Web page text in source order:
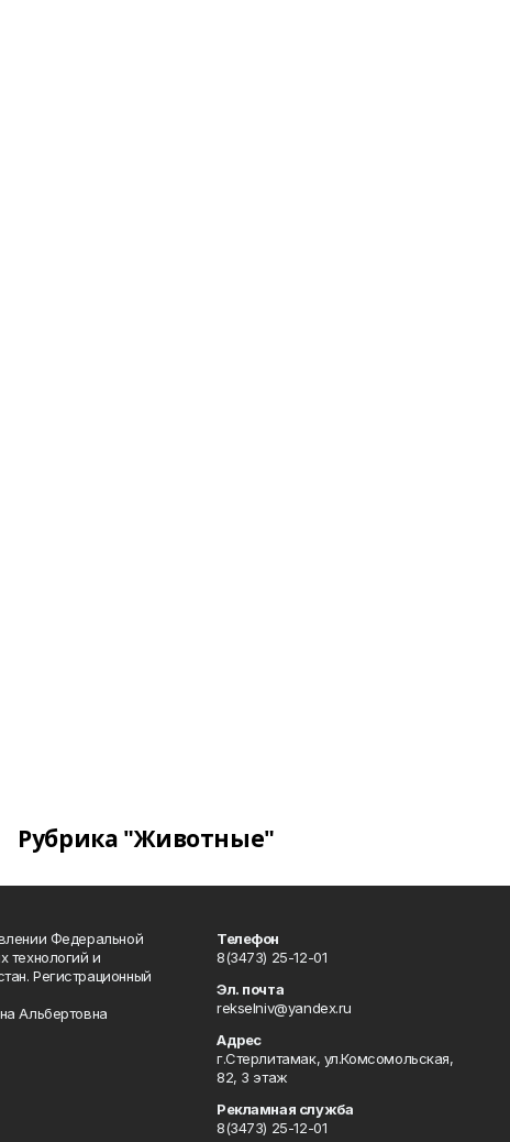
Рубрика "Животные"
Федеральной
технологий и
Регистрационный
Альбертовна
Телефон
8(3473) 25-12-01
Эл. почта
rekselniv@yandex.ru
Адрес
г.Стерлитамак, ул.Комсомольская,
82, 3 этаж
Рекламная служба
8(3473) 25-12-01